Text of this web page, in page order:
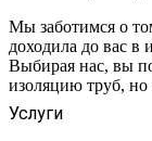
Мы заботимся о
доходила до вас в
Выбирая нас, вы
изоляцию труб, но
Услуги